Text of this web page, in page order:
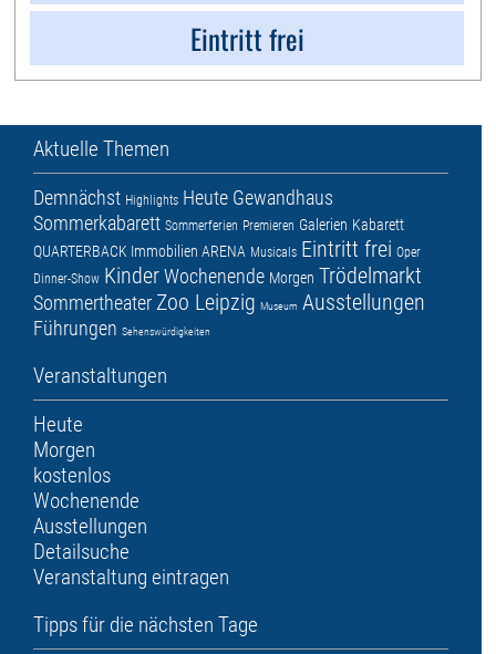
Eintritt frei
Aktuelle Themen
Demnächst Highlights Heute Gewandhaus
Sommerkabarett Sommerferien Premieren Galerien Kabarett
QUARTERBACK Immobilien ARENA Musicals Eintritt frei Oper
Dinner-Show KinderWochenende Morgen Trödelmarkt
Sommertheater Zoo Leipzig Museum Ausstellungen
Führungen Sehenswürdigkeiten
Veranstaltungen
Heute
Morgen
kostenlos
Wochenende
Ausstellungen
Detailsuche
Veranstaltung eintragen
Tipps für die nächsten Tage